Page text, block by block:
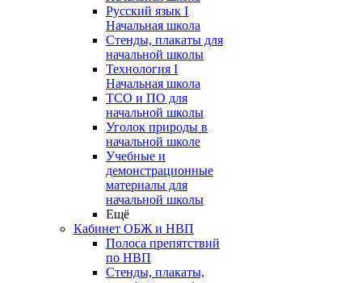
Русский язык I
Начальная школа
Стенды, плакаты для
начальной школы
Технология I
Начальная школа
ТСО и ПО для
начальной школы
Уголок природы в
начальной школе
Учебные и
демонстрационные
материалы для
начальной школы
Ещё
Кабинет ОБЖ и НВП
Полоса препятствий
по НВП
Стенды, плакаты,